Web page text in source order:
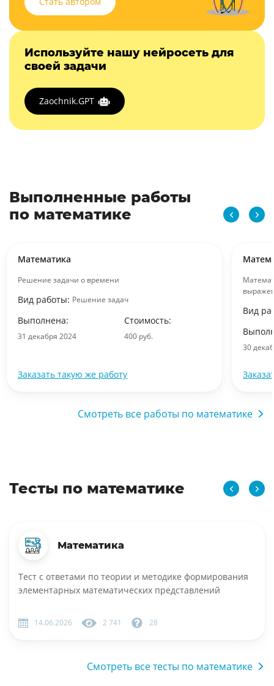
Используйте нашу нейросеть для
своей задачи
Zaochnik.GPT
Выполненные работы
по математике
Математика
Решение задачи о времени
Вид работы: Решение задач
Выполнена:
31 декабря 2024
Стоимость:
400 руб.
Заказать такую же работу
Вид
30
Смотреть все работы по математике
Тесты по математике
Математика
Тест с ответами по теории и методике формирования
элементарных математических представлений
14.06.2026 2 741 28
Смотреть все тесты по математике